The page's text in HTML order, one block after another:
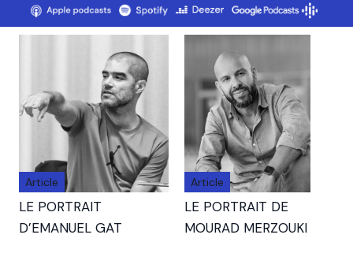
Article
LE PORTRAIT
D’EMANUEL GAT
Article
LE PORTRAIT DE
MOURAD MERZOUKI